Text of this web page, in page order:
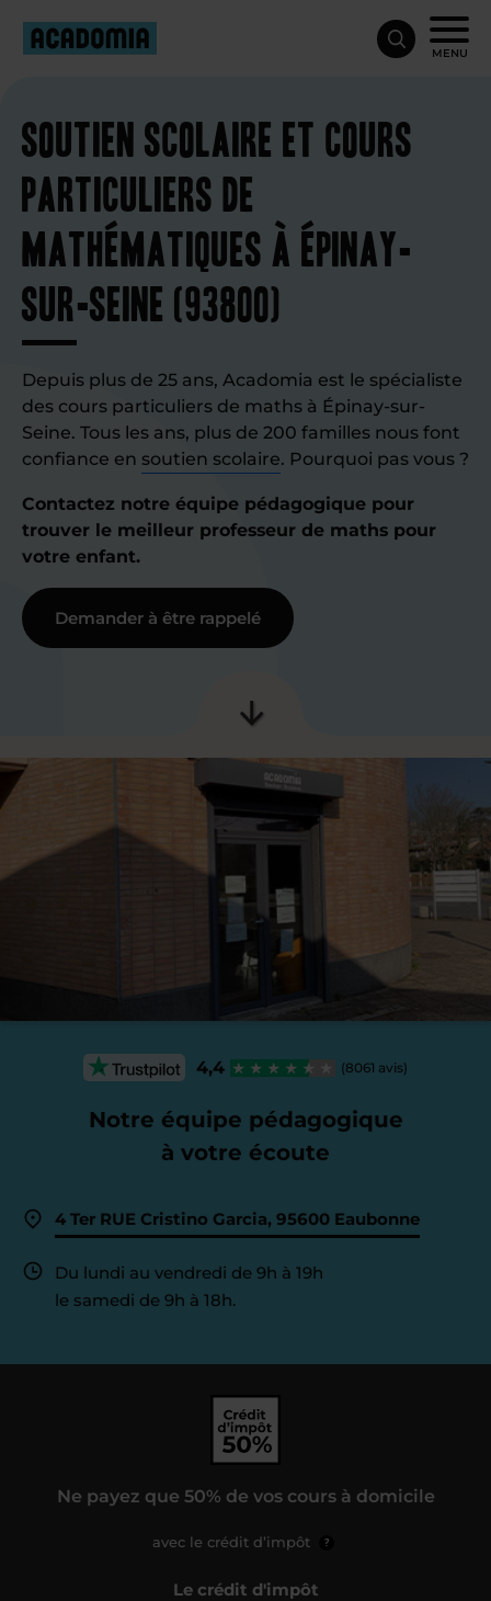
MENU
Soutien scolaire et cours
particuliers de
mathématiques à Épinay-
sur-Seine (93800)
Depuis plus de 25 ans, Acadomia est le spécialiste
des cours particuliers de maths à Épinay-sur-
Seine. Tous les ans, plus de 200 familles nous font
confiance en soutien scolaire. Pourquoi pas vous ?
Contactez notre équipe pédagogique pour
trouver le meilleur professeur de maths pour
votre enfant.
Demander à être rappelé
4,4 (8061 avis)
Notre équipe pédagogique
à votre écoute
4 Ter RUE Cristino Garcia, 95600 Eaubonne
Du lundi au vendredi de 9h à 19h
le samedi de 9h à 18h.
Ne payez que 50% de vos cours à domicile
avec le crédit d’impôt ?
Le crédit d'impôt